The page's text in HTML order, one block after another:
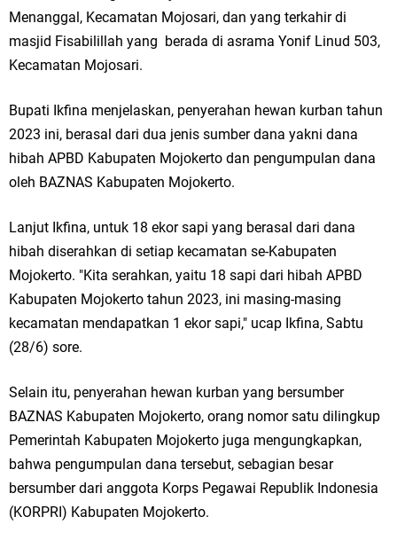
Aspirasi Petani dan Warga
Jakarta
Pemdes Cibanteng Salurkan PMT: Cegah Stunting, Perkuat Gizi Balita
Zakat Produktif Dorong Kemandirian UMKM, LAZISNU Kedamean Bantu
Kembangkan Warung Bu Wiwik
Karang Taruna Gresik Perkuat Ekonomi Lewat Pemanfaatan Gedung C
Islamic Center
Jajanan Jadul di Ecopark Randuagung
Qurban dari Bupati & Kepala DPMPTSP Gresik
Menanggal, Kecamatan Mojosari, dan yang terkahir di
masjid Fisabilillah yang berada di asrama Yonif Linud 503,
Kecamatan Mojosari.
Bupati Ikfina menjelaskan, penyerahan hewan kurban tahun
2023 ini, berasal dari dua jenis sumber dana yakni dana
hibah APBD Kabupaten Mojokerto dan pengumpulan dana
oleh BAZNAS Kabupaten Mojokerto.
Lanjut Ikfina, untuk 18 ekor sapi yang berasal dari dana
hibah diserahkan di setiap kecamatan se-Kabupaten
Mojokerto. "Kita serahkan, yaitu 18 sapi dari hibah APBD
Kabupaten Mojokerto tahun 2023, ini masing-masing
kecamatan mendapatkan 1 ekor sapi," ucap Ikfina, Sabtu
(28/6) sore.
Selain itu, penyerahan hewan kurban yang bersumber
BAZNAS Kabupaten Mojokerto, orang nomor satu dilingkup
Pemerintah Kabupaten Mojokerto juga mengungkapkan,
bahwa pengumpulan dana tersebut, sebagian besar
bersumber dari anggota Korps Pegawai Republik Indonesia
(KORPRI) Kabupaten Mojokerto.